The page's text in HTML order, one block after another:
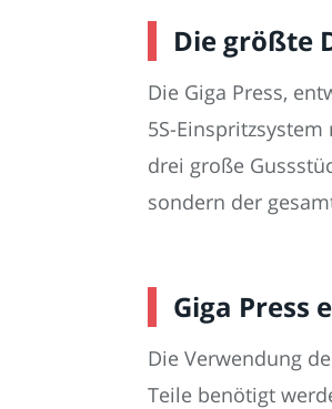
Die größte
Die Giga Press,
5S-
drei große
sondern der
Giga Press
Die Verwendung
Teile benötigt